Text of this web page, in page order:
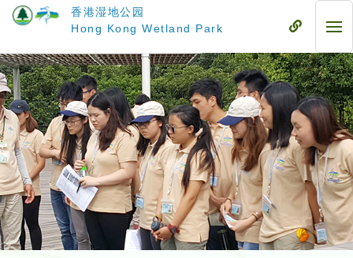
要
内
容
香港湿地公园
Hong Kong Wetland Park
流
式
目
录
流
动
式
目
录